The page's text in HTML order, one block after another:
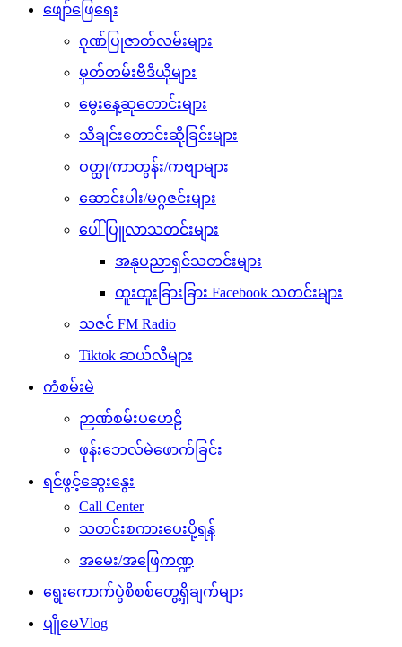
ဖျော်ဖြေရေး
ဂုဏ်ပြုဇာတ်လမ်းများ
မှတ်တမ်းဗီဒီယိုများ
မွေးနေ့ဆုတောင်းများ
သီချင်းတောင်းဆိုခြင်းများ
ဝတ္ထု/ကာတွန်း/ကဗျာများ
ဆောင်းပါး/မဂ္ဂဇင်းများ
ပေါ်ပြူလာသတင်းများ
အနုပညာရှင်သတင်းများ
ထူးထူးခြားခြား Facebook သတင်းများ
သဇင် FM Radio
Tiktok ဆယ်လီများ
ကံစမ်းမဲ
ဉာဏ်စမ်းပဟေဠိ
ဖုန်းဘေလ်မဲဖောက်ခြင်း
ရင်ဖွင့်ဆွေးနွေး
Call Center
သတင်းစကားပေးပို့ရန်
အမေး/အဖြေကဏ္ဍ
ရွေးကောက်ပွဲစိစစ်တွေ့ရှိချက်များ
ပျိုမေVlog